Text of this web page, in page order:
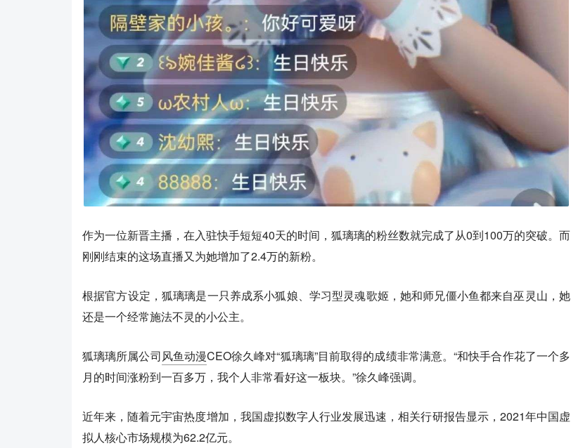
作为一位新晋主播，在入驻快手短短40天的时间，狐璃璃的粉丝数就完成了从0到100万的突破。而
刚刚结束的这场直播又为她增加了2.4万的新粉。
根据官方设定，狐璃璃是一只养成系小狐娘、学习型灵魂歌姬，她和师兄僵小鱼都来自巫灵山，她
还是一个经常施法不灵的小公主。
狐璃璃所属公司风鱼动漫CEO徐久峰对“狐璃璃”目前取得的成绩非常满意。“和快手合作花了一个多
月的时间涨粉到一百多万，我个人非常看好这一板块。”徐久峰强调。
近年来，随着元宇宙热度增加，我国虚拟数字人行业发展迅速，相关行研报告显示，2021年中国虚
拟人核心市场规模为62.2亿元。